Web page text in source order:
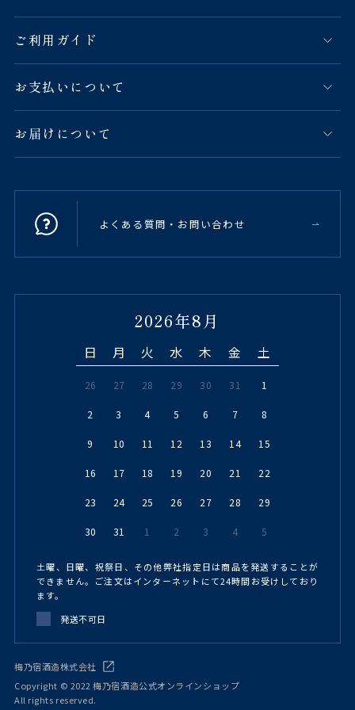
ご利用ガイド
お支払いについて
お届けについて
よくある質問・お問い合わせ
2026年8月
日 月 火 水 木 金 土
26 27 28 29 30 31 1
2 3 4 5 6 7 8
9 10 11 12 13 14 15
16 17 18 19 20 21 22
23 24 25 26 27 28 29
30 31 1 2 3 4 5
土曜、日曜、祝祭日、その他弊社指定日は商品を発送することが
できません。ご注文はインターネットにて24時間お受けしており
ます。
発送不可日
梅乃宿酒造株式会社
Copyright © 2022 梅乃宿酒造公式オンラインショップ
All rights reserved.